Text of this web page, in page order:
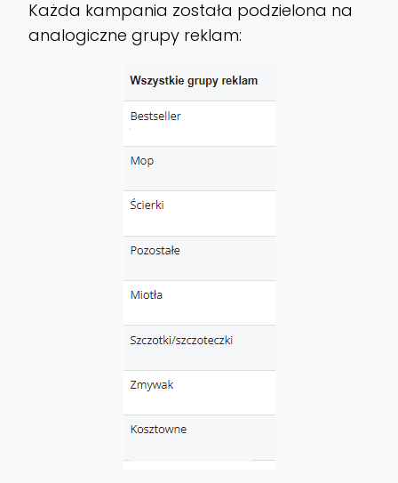
Każda kampania została podzielona na
analogiczne grupy reklam: